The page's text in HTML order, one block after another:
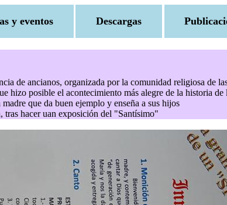
y eventos Descargas
de ancianos, organizada por la comunidad religiosa de
hizo posible el acontecimiento más alegre de la historia
que da buen ejemplo y enseña a sus hijos
tras hacer uan exposición del "Santísimo"